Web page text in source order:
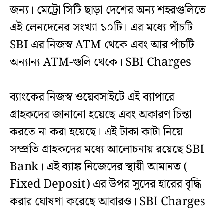
জন্য। মেট্রো সিটি ছাড়া দেশের অন্য শহরগুলিতে
এই লেনদেনের সংখ্যা ১০টি। এর মধ্যে পাঁচটি
SBI এর নিজস্ব ATM থেকে এবং আর পাঁচটি
অন্যান্য ATM-গুলি থেকে। SBI Charges
ব্যাংকের নিজস্ব ওয়েবসাইটে এই ব্যাপারে
গ্রাহকদের জানানো হয়েছে এবং অকারণ চিন্তা
করতে না করা হয়েছে। এই টাকা কাটা নিয়ে
সম্প্রতি গ্রাহকদের মধ্যে আলোচনায় রয়েছে SBI
Bank। এই ব্যাঙ্ক নিজেদের স্থায়ী আমানত (
Fixed Deposit) এর উপর সুদের হারের বৃদ্ধি
করার ঘোষণা করেছে আবারও। SBI Charges